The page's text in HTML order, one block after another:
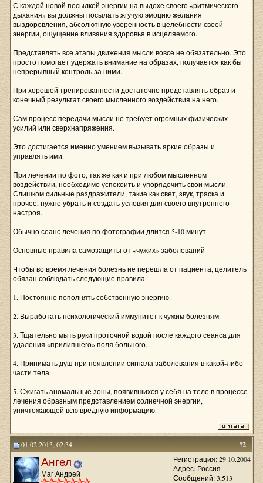
С каждой новой посылкой энергии на выдохе своего «ритмического
дыхания» вы должны посылать жгучую эмоцию желания
выздоровления, абсолютную уверенность в целебности своей
энергии, ощущение вливания здоровья в исцеляемого.
Представлять все этапы движения мысли вовсе не обязательно. Это
просто помогает удержать внимание на образах, получается как бы
непрерывный контроль за ними.
При хорошей тренированности достаточно представлять образ и
конечный результат своего мысленного воздействия на него.
Сам процесс передачи мысли не требует огромных физических
усилий или сверхнапряжения.
Это достигается именно умением вызывать яркие образы и
управлять ими.
При лечении по фото, так же как и при любом мысленном
воздействии, необходимо успокоить и упорядочить свои мысли.
Слишком сильные раздражители, такие как свет, звук, тряска и
прочее, нужно убрать и создать условия для своего внутреннего
настроя.
Обычно сеанс лечения по фотографии длится 5-10 минут.
Основные правила самозащиты от «чужих» заболеваний
Чтобы во время лечения болезнь не перешла от пациента, целитель
обязан соблюдать следующие правила:
1. Постоянно пополнять собственную энергию.
2. Выработать психологический иммунитет к чужим болезням.
3. Тщательно мыть руки проточной водой после каждого сеанса для
удаления «прилипшего» поля больного.
4. Принимать душ при появлении сигнала заболевания в какой-либо
части тела.
5. Сжигать аномальные зоны, появившихся у себя на теле в процессе
лечения образным представлением солнечной энергии,
уничтожающей всю вредную информацию.
#2
01.02.2013, 02:34
Ангел
Маг Андрей
Регистрация: 29.10.2004
Адрес: Россия
Сообщений: 3,513